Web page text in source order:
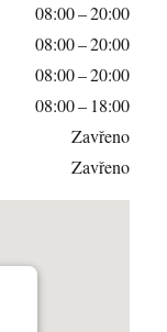
08:00 – 20:00
08:00 – 20:00
08:00 – 20:00
08:00 – 18:00
Zavřeno
Zavřeno